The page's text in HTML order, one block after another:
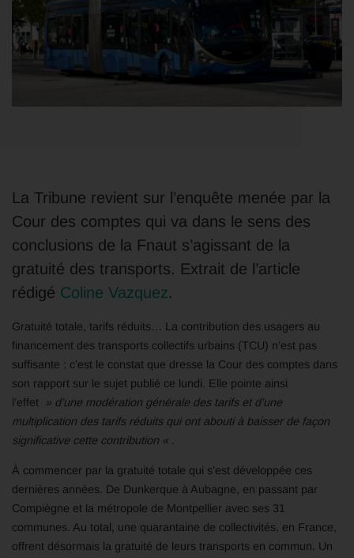
La Tribune revient sur l’enquête menée par la
Cour des comptes qui va dans le sens des
conclusions de la Fnaut s’agissant de la
gratuité des transports. Extrait de l’article
rédigé Coline Vazquez.
Gratuité totale, tarifs réduits… La contribution des usagers au
financement des transports collectifs urbains (TCU) n’est pas
suffisante : c’est le constat que dresse la Cour des comptes dans
son rapport sur le sujet publié ce lundi. Elle pointe ainsi
l’effet » d’une modération générale des tarifs et d’une
multiplication des tarifs réduits qui ont abouti à baisser de façon
significative cette contribution «
À commencer par la gratuité totale qui s’est développée ces
dernières années. De Dunkerque à Aubagne, en passant par
Compiègne et la métropole de Montpellier avec ses 31
communes. Au total, une quarantaine de collectivités, en France,
offrent désormais la gratuité de leurs transports en commun. Un